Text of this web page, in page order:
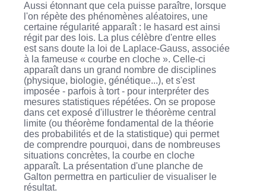
Aussi étonnant que cela puisse paraître, lorsque
l'on répète des phénomènes aléatoires, une
certaine régularité apparaît : le hasard est ainsi
régit par des lois. La plus célèbre d'entre elles
est sans doute la loi de Laplace-Gauss, associée
à la fameuse « courbe en cloche ». Celle-ci
apparaît dans un grand nombre de disciplines
(physique, biologie, génétique...), et s'est
imposée - parfois à tort - pour interpréter des
mesures statistiques répétées. On se propose
dans cet exposé d'illustrer le théorème central
limite (ou théorème fondamental de la théorie
des probabilités et de la statistique) qui permet
de comprendre pourquoi, dans de nombreuses
situations concrètes, la courbe en cloche
apparaît. La présentation d'une planche de
Galton permettra en particulier de visualiser le
résultat.